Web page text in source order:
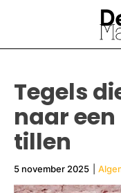
Tegels
naar
tillen
5 november 2025